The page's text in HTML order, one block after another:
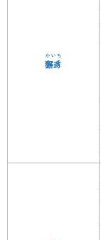
獬豸
かいち